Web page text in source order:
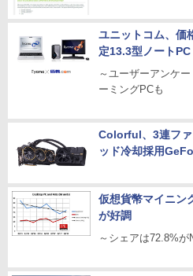
ユニットコム、価
定13.3型ノートPC
～ユーザーアンケ
ーミングPCも
Colorful、3連ファ
ッド冷却採用
仮想貨幣マイニン
が好調
～シェアは72.8%が